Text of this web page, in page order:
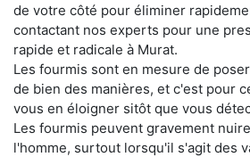
de votre côté pour éliminer
contactant nos experts pour une
rapide et radicale à Murat.
Les fourmis sont en mesure de
de bien des manières, et c'est pour
vous en éloigner sitôt que vous
Les fourmis peuvent gravement
l'homme, surtout lorsqu'il s'agit des